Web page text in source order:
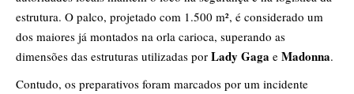
estrutura. O palco, projetado com 1.500 m², é considerado um
dos maiores já montados na orla carioca, superando as
dimensões das estruturas utilizadas por Lady Gaga e Madonna.
Contudo, os preparativos foram marcados por um incidente